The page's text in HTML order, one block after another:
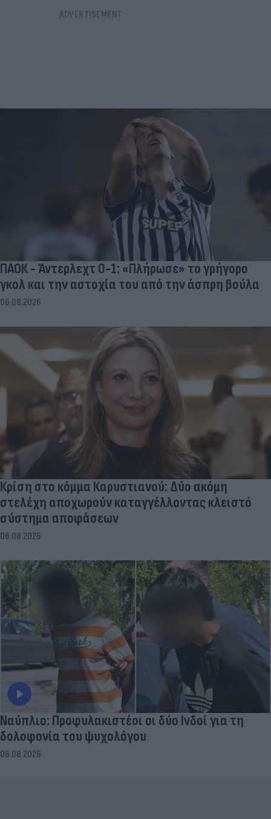
ΠΑΟΚ - Άντερλεχτ 0-1: «Πλήρωσε» το γρήγορο
γκολ και την αστοχία του από την άσπρη βούλα
06.08.2026
Κρίση στο κόμμα Καρυστιανού: Δύο ακόμη
στελέχη αποχωρούν καταγγέλλοντας κλειστό
σύστημα αποφάσεων
06.08.2026
Ναύπλιο: Προφυλακιστέοι οι δύο Ινδοί για τη
δολοφονία του ψυχολόγου
06.08.2026